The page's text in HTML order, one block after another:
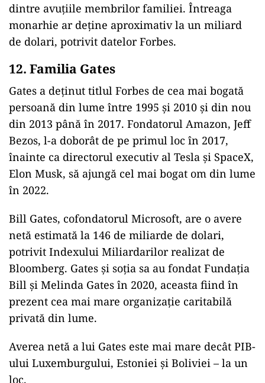
dintre avuţiile membrilor familiei. Întreaga
monarhie ar deţine aproximativ la un miliard
de dolari, potrivit datelor Forbes.
12. Familia Gates
Gates a deținut titlul Forbes de cea mai bogată
persoană din lume între 1995 și 2010 și din nou
din 2013 până în 2017. Fondatorul Amazon, Jeff
Bezos, l-a doborât de pe primul loc în 2017,
înainte ca directorul executiv al Tesla și SpaceX,
Elon Musk, să ajungă cel mai bogat om din lume
în 2022.
Bill Gates, cofondatorul Microsoft, are o avere
netă estimată la 146 de miliarde de dolari,
potrivit Indexului Miliardarilor realizat de
Bloomberg. Gates și soția sa au fondat Fundația
Bill și Melinda Gates în 2020, aceasta fiind în
prezent cea mai mare organizație caritabilă
privată din lume.
Averea netă a lui Gates este mai mare decât PIB-
ului Luxemburgului, Estoniei și Boliviei – la un
loc.